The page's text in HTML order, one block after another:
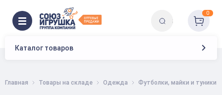
Каталог товаров
0
Главная Товары на складе Одежда Футболки, майки и туники